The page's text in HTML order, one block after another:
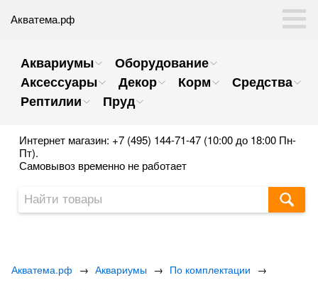
Акватема.рф
Аквариумы
Оборудование
Аксессуары
Декор Корм
Средства
Рептилии
Пруд
Интернет магазин: +7 (495) 144-71-47 (10:00 до 18:00 Пн-
Пт).
Самовывоз временно не работает
Акватема.рф → Аквариумы → По комплектации →